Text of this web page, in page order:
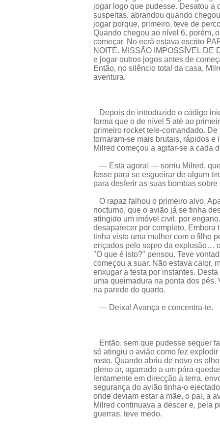
jogar logo que pudesse. Desatou a
suspeitas, abrandou quando
jogar porque, primeiro, teve de
Quando chegou ao nível 6, porém,
começar. No ecrã estava escrito
NOITE. MISSÃO IMPOSSÍVEL DE
e jogar outros jogos antes de
Então, no silêncio total da casa,
aventura.
Depois de introduzido o código
forma que o de nível 5 até ao
primeiro rocket tele-comandado.
tornaram-se mais brutais, rápidos
Milred começou a agitar-se a cada
— Esta agora! — sorriu Milred,
fosse para se esgueirar de algum
para desferir as suas bombas sobre
O rapaz falhou o primeiro alvo.
nocturno, que o avião já se tinha
atingido um imóvel civil, por
desaparecer por completo. Embora
tinha visto uma mulher com o filho
eriçados pelo sopro da explosão…
"O que é isto?" pensou. Teve
começou a suar. Não estava calor,
enxugar a testa por instantes.
uma queimadura na ponta dos
na parede do quarto.
— Deixa! Avança e concentra-te.
Então, sem que pudesse sequer
só atingiu o avião como fez
rosto. Quando abriu de novo os
pleno ar, agarrado a um pára-
lentamente em direcção à terra,
segurança do avião tinha-o
onde deviam estar a mãe, o pai, a
Milred continuava a descer e, pela
guerras, teve medo.